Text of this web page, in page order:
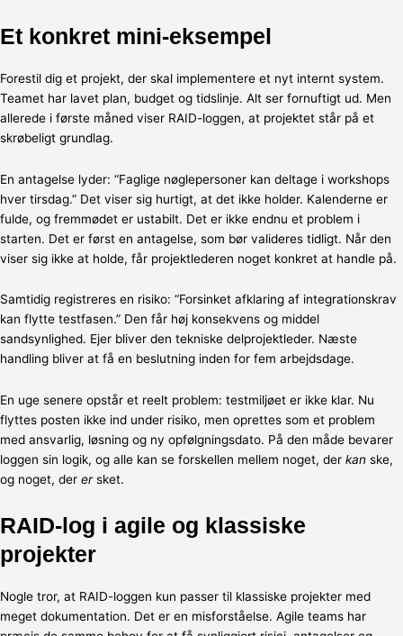
Et konkret mini-eksempel
Forestil dig et projekt, der skal implementere et nyt internt system.
Teamet har lavet plan, budget og tidslinje. Alt ser fornuftigt ud. Men
allerede i første måned viser RAID-loggen, at projektet står på et
skrøbeligt grundlag.
En antagelse lyder: “Faglige nøglepersoner kan deltage i workshops
hver tirsdag.” Det viser sig hurtigt, at det ikke holder. Kalenderne er
fulde, og fremmødet er ustabilt. Det er ikke endnu et problem i
starten. Det er først en antagelse, som bør valideres tidligt. Når den
viser sig ikke at holde, får projektlederen noget konkret at handle på.
Samtidig registreres en risiko: “Forsinket afklaring af integrationskrav
kan flytte testfasen.” Den får høj konsekvens og middel
sandsynlighed. Ejer bliver den tekniske delprojektleder. Næste
handling bliver at få en beslutning inden for fem arbejdsdage.
En uge senere opstår et reelt problem: testmiljøet er ikke klar. Nu
flyttes posten ikke ind under risiko, men oprettes som et problem
med ansvarlig, løsning og ny opfølgningsdato. På den måde bevarer
loggen sin logik, og alle kan se forskellen mellem noget, der kan ske,
og noget, der ersket.
RAID-log i agile og klassiske
projekter
Nogle tror, at RAID-loggen kun passer til klassiske projekter med
meget dokumentation. Det er en misforståelse. Agile teams har